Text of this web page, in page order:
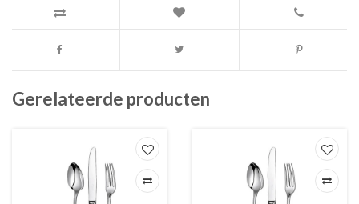
Gerelateerde producten